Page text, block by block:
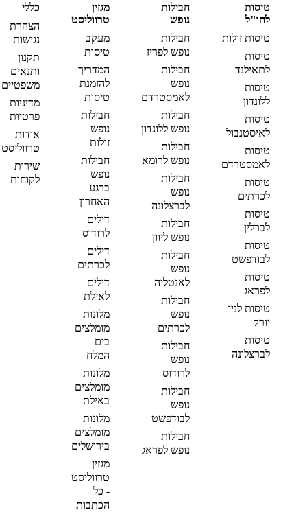
טיסות
לחו"ל
טיסות זולות
טיסות
לתאילנד
טיסות
ללונדון
טיסות
לאיסטנבול
טיסות
לאמסטרדם
טיסות
לכרתים
טיסות
לברלין
טיסות
לבודפשט
טיסות
לפראג
טיסות לניו
יורק
טיסות
לברצלונה
חבילות
נופש
חבילות
נופש לפריז
חבילות
נופש
לאמסטרדם
חבילות
נופש ללונדון
חבילות
נופש לרומא
חבילות
נופש
לברצלונה
חבילות
נופש ליוון
חבילות
נופש
לאנטליה
חבילות
נופש
לכרתים
חבילות
נופש
לרודוס
חבילות
נופש
לבודפשט
חבילות
נופש לפראג
מגזין
טרווליסט
מעקב
טיסות
המדריך
להזמנת
טיסות
חבילות
נופש
זולות
חבילות
נופש
ברגע
האחרון
דילים
לרודוס
דילים
לכרתים
דילים
לאילת
מלונות
מומלצים
בים
המלח
מלונות
מומלצים
באילת
מלונות
מומלצים
בירושלים
מגזין
טרווליסט
- כל
הכתבות
כללי
הצהרת
נגישות
תקנון
ותנאים
משפטיים
מדיניות
פרטיות
אודות
טרווליסט
שירות
לקוחות